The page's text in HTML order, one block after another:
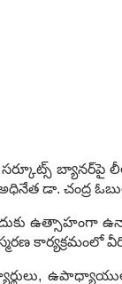
బ్యానర్‌పై
డా. చంద్ర
ఉత్సాహంగా
కార్యక్రమంలో